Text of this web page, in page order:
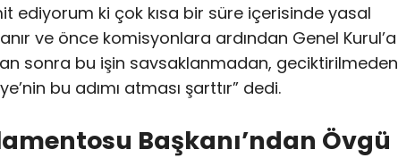
ediyorum ki çok kısa bir süre içerisinde yasal
ve önce komisyonlara ardından Genel Kurul’a
sonra bu işin savsaklanmadan, geciktirilmeden
bu adımı atması şarttır” dedi.
Başkanı’ndan Övgü